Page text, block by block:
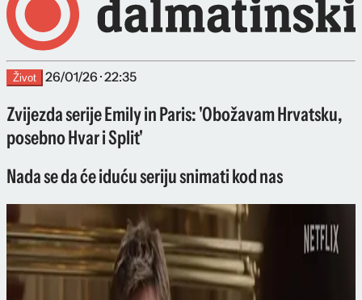
Život 26/01/26 · 22:35
Zvijezda serije Emily in Paris: 'Obožavam Hrvatsku,
posebno Hvar i Split'
Nada se da će iduću seriju snimati kod nas